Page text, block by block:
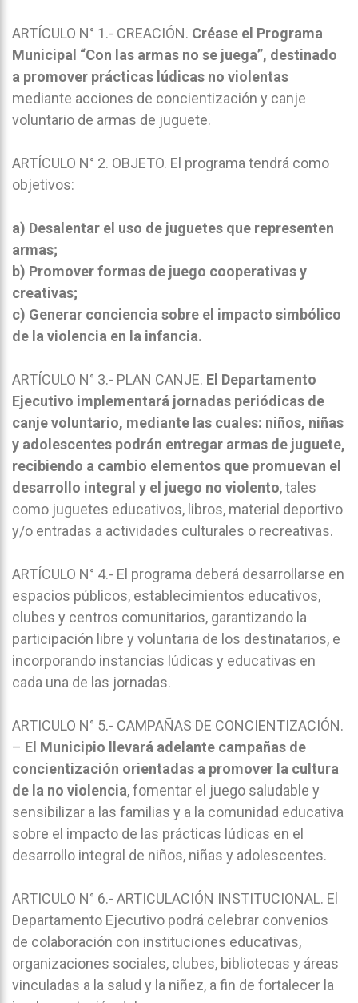
ARTÍCULO N° 1.- CREACIÓN. Créase el Programa
Municipal “Con las armas no se juega”, destinado
a promover prácticas lúdicas no violentas
mediante acciones de concientización y canje
voluntario de armas de juguete.
ARTÍCULO N° 2. OBJETO. El programa tendrá como
objetivos:
a) Desalentar el uso de juguetes que representen
armas;
b) Promover formas de juego cooperativas y
creativas;
c) Generar conciencia sobre el impacto simbólico
de la violencia en la infancia.
ARTÍCULO N° 3.- PLAN CANJE. El Departamento
Ejecutivo implementará jornadas periódicas de
canje voluntario, mediante las cuales: niños, niñas
y adolescentes podrán entregar armas de juguete,
recibiendo a cambio elementos que promuevan el
desarrollo integral y el juego no violento, tales
como juguetes educativos, libros, material deportivo
y/o entradas a actividades culturales o recreativas.
ARTÍCULO N° 4.- El programa deberá desarrollarse en
espacios públicos, establecimientos educativos,
clubes y centros comunitarios, garantizando la
participación libre y voluntaria de los destinatarios, e
incorporando instancias lúdicas y educativas en
cada una de las jornadas.
ARTICULO N° 5.- CAMPAÑAS DE CONCIENTIZACIÓN.
– El Municipio llevará adelante campañas de
concientización orientadas a promover la cultura
de la no violencia, fomentar el juego saludable y
sensibilizar a las familias y a la comunidad educativa
sobre el impacto de las prácticas lúdicas en el
desarrollo integral de niños, niñas y adolescentes.
ARTICULO N° 6.- ARTICULACIÓN INSTITUCIONAL. El
Departamento Ejecutivo podrá celebrar convenios
de colaboración con instituciones educativas,
organizaciones sociales, clubes, bibliotecas y áreas
vinculadas a la salud y la niñez, a fin de fortalecer la